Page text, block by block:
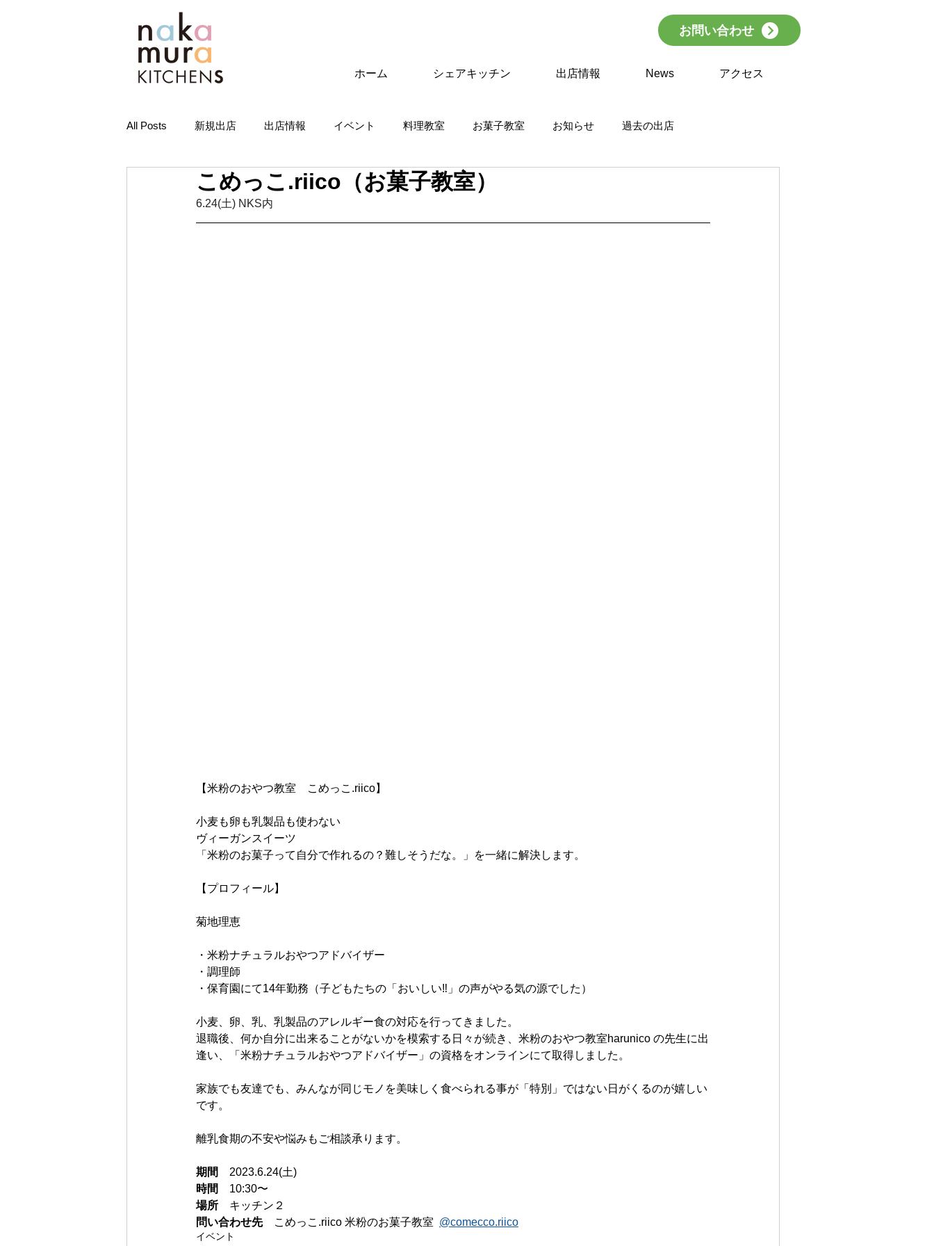
お問い合わせ
ホーム シェアキッチン 出店情報 News アクセス
All Posts 新規出店 出店情報 イベント 料理教室 お菓子教室 お知らせ 過去の出店
こめっこ.riico（お菓子教室）
6.24(土) NKS内
【米粉のおやつ教室　こめっこ.riico】
小麦も卵も乳製品も使わない
ヴィーガンスイーツ
「米粉のお菓子って自分で作れるの？難しそうだな。」を一緒に解決します。
【プロフィール】
菊地理恵
・米粉ナチュラルおやつアドバイザー
・調理師
・保育園にて14年勤務（子どもたちの「おいしい‼︎」の声がやる気の源でした）
小麦、卵、乳、乳製品のアレルギー食の対応を行ってきました。
退職後、何か自分に出来ることがないかを模索する日々が続き、米粉のおやつ教室harunico の先生に出
逢い、「米粉ナチュラルおやつアドバイザー」の資格をオンラインにて取得しました。
家族でも友達でも、みんなが同じモノを美味しく食べられる事が「特別」ではない日がくるのが嬉しい
です。
離乳食期の不安や悩みもご相談承ります。
期間
2023.6.24(土)
時間 10:30〜
場所 キッチン２
問い合わせ先
こめっこ.riico 米粉のお菓子教室 @comecco.riico
イベント